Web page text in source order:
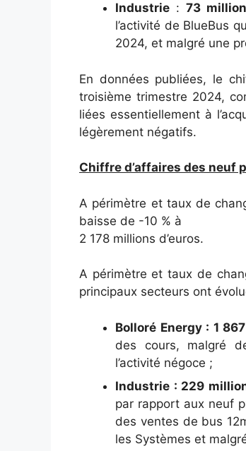
Industrie : 73
l’activité de BlueBus
2024, et malgré une
En données publiées, le
troisième trimestre 2024,
liées essentiellement à
légèrement négatifs.
Chiffre d’affaires des neuf
A périmètre et taux de
baisse de -10 % à
2 178 millions d’euros.
A périmètre et taux de
principaux secteurs ont
Bolloré Energy : 1
des cours, malgré
l’activité négoce ;
Industrie : 229
par rapport aux neuf
des ventes de bus
les Systèmes et